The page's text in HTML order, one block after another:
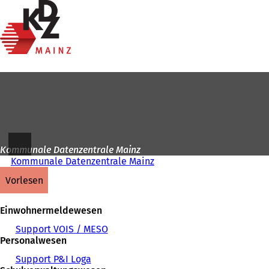
Inhalt anspringen
Startseite
Kommunale Datenzentrale Mainz
Kommunale Datenzentrale Mainz
vorlesen
Einwohnermeldewesen
Support VOIS / MESO
Personalwesen
Support P&I Loga